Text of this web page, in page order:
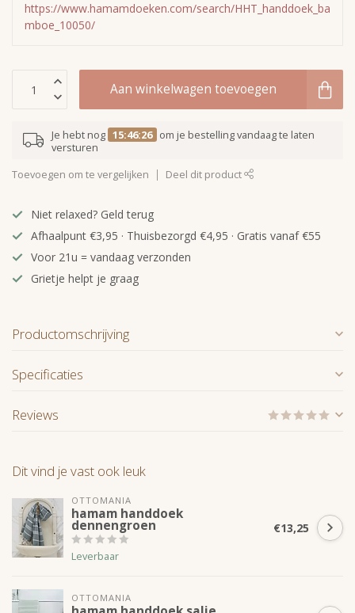
https://www.hamamdoeken.com/search/HHT_handdoek_ba
mboe_10050/
Aan winkelwagen toevoegen
Je hebt nog 15:46:25 om je bestelling vandaag te laten
versturen
Toevoegen om te vergelijken Deel dit product
Niet relaxed? Geld terug
Afhaalpunt €3,95 · Thuisbezorgd €4,95 · Gratis vanaf €55
Voor 21u = vandaag verzonden
Grietje helpt je graag
Productomschrijving
Specificaties
Reviews
Dit vind je vast ook leuk
OTTOMANIA
hamam handdoek
dennengroen
Leverbaar
€13,25
OTTOMANIA